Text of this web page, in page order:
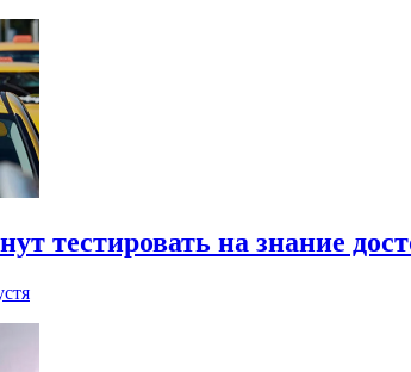
тестировать на знание